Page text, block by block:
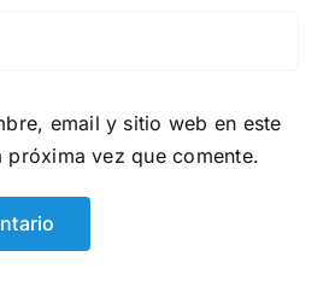
email y sitio web en este
próxima vez que comente.